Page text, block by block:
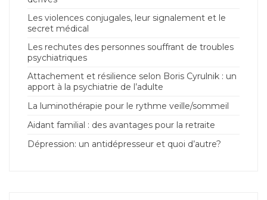
Les violences conjugales, leur signalement et le
secret médical
Les rechutes des personnes souffrant de troubles
psychiatriques
Attachement et résilience selon Boris Cyrulnik : un
apport à la psychiatrie de l’adulte
La luminothérapie pour le rythme veille/sommeil
Aidant familial : des avantages pour la retraite
Dépression: un antidépresseur et quoi d’autre?